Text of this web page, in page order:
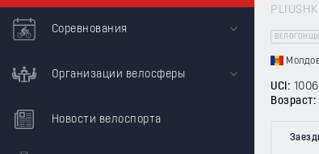
Соревнования
Организации велосферы
Новости велоспорта
UCI:
Возраст: